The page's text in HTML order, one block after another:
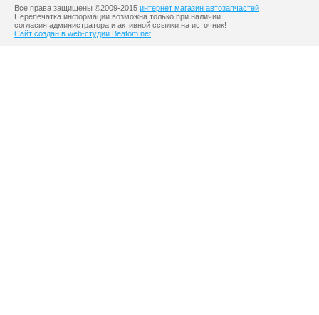
Все права защищены ©2009-2015 интернет магазин автозапчастей
Перепечатка информации возможна только при наличии
согласия администратора и активной ссылки на источник!
Сайт создан в web-студии Beatom.net